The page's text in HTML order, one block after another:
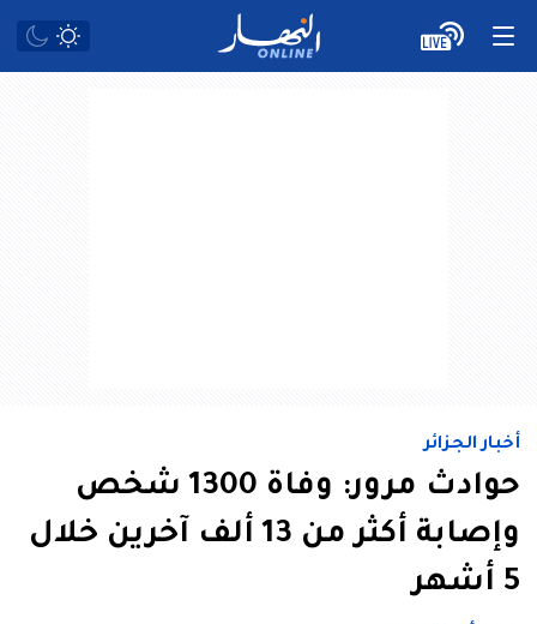
أخبار الجزائر
حوادث مرور: وفاة 1300 شخص
وإصابة أكثر من 13 ألف آخرين خلال
5 أشهر